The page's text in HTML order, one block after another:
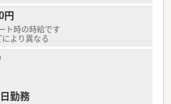
円
ト時の時給です
より異なる
勤務